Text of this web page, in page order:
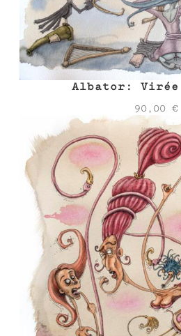
Albator: Virée
90,00 €